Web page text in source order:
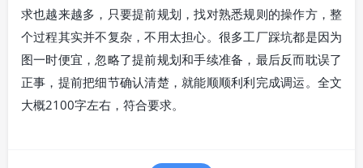
求也越来越多，只要提前规划，找对熟悉规则的操作方，整
个过程其实并不复杂，不用太担心。很多工厂踩坑都是因为
图一时便宜，忽略了提前规划和手续准备，最后反而耽误了
正事，提前把细节确认清楚，就能顺顺利利完成调运。全文
大概2100字左右，符合要求。